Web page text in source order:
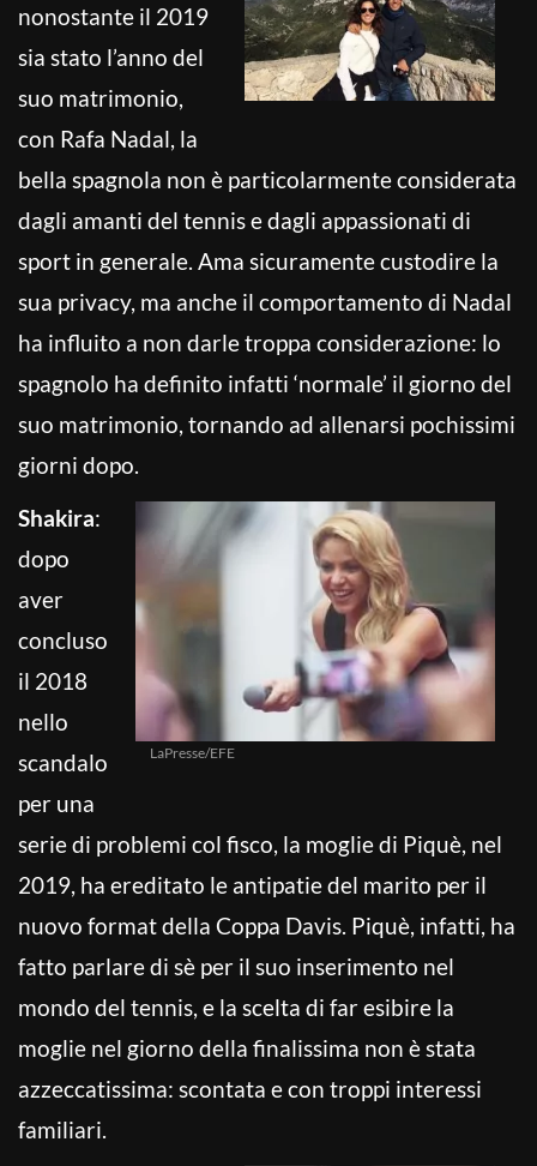
nonostante il 2019
sia stato l’anno del
suo matrimonio,
con Rafa Nadal, la
bella spagnola non è particolarmente considerata
dagli amanti del tennis e dagli appassionati di
sport in generale. Ama sicuramente custodire la
sua privacy, ma anche il comportamento di Nadal
ha influito a non darle troppa considerazione: lo
spagnolo ha definito infatti ‘normale’ il giorno del
suo matrimonio, tornando ad allenarsi pochissimi
giorni dopo.
LaPresse/EFE
Shakira:
dopo
aver
concluso
il 2018
nello
scandalo
per una
serie di problemi col fisco, la moglie di Piquè, nel
2019, ha ereditato le antipatie del marito per il
nuovo format della Coppa Davis. Piquè, infatti, ha
fatto parlare di sè per il suo inserimento nel
mondo del tennis, e la scelta di far esibire la
moglie nel giorno della finalissima non è stata
azzeccatissima: scontata e con troppi interessi
familiari.